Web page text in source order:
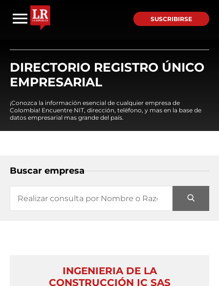
SUSCRIBIRSE
DIRECTORIO REGISTRO ÚNICO
EMPRESARIAL
¡Conozca la información esencial de cualquier empresa de
Colombia! Encuentre NIT, dirección, teléfono, y mas en la base de
datos empresarial mas grande del país.
Buscar empresa
INGENIERIA DE LA
CONSTRUCCIÓN IC SAS